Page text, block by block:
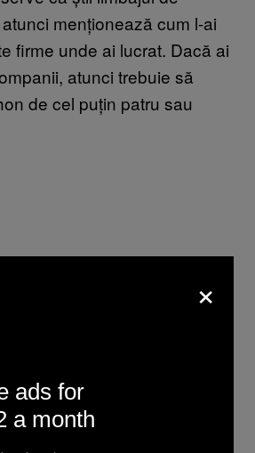
menționează cum l-ai
firme unde ai lucrat. Dacă ai
atunci trebuie să
de cel puțin patru sau
×
ads for
a month